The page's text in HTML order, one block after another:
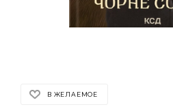
В ЖЕЛАЕМОЕ